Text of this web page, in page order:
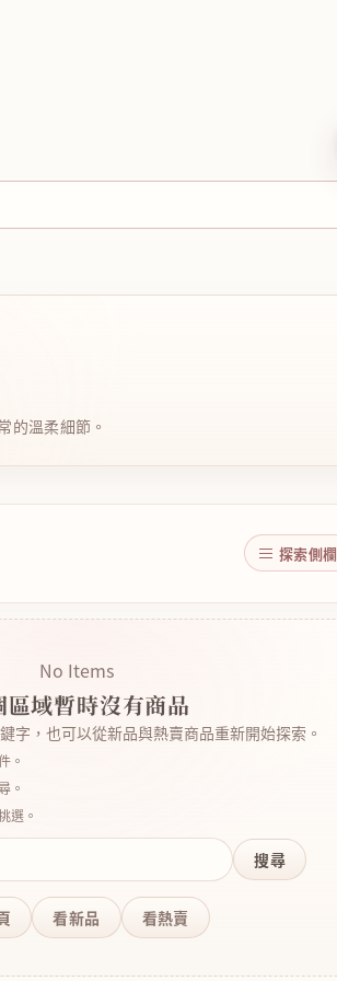
的溫柔細節。
探索側欄
No Items
區域暫時沒有商品
字，也可以從新品與熱賣商品重新開始探索。
。
。
選。
搜尋
看新品 看熱賣